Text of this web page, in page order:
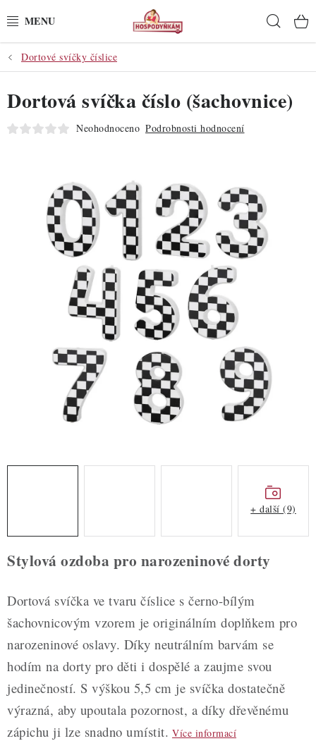
na
POTŘEBY
POMŮCKY
SUROVINY
PRO OSLAVY
DO KUCHYNĚ
POCHUTINY
ZDRAVÉ PEČENÍ
DÁRKOVÉ POUKAZY
TÉMATICKÉ PRODUKTY
PROFI BALENÍ
NOVÉ ZBOŽÍ
Nepřevzetí zásilky na dobírku
Obchodní podmínky
Hodnocení obchodu
Blog
Moje objednávka
Dortové svíčky číslice
Stylová ozdoba pro narozeninové dorty
Dortová svíčka ve tvaru číslice s černo-bílým
šachovnicovým vzorem je originálním doplňkem pro
narozeninové oslavy. Díky neutrálním barvám se
hodím na dorty pro děti i dospělé a zaujme svou
jedinečností. S výškou 5,5 cm je svíčka dostatečně
výrazná, aby upoutala pozornost, a díky dřevěnému
zápichu ji lze snadno umístit. Více informací
Dortová svíčka číslo (šachovnice)
Neohodnoceno Podrobnosti hodnocení
+ další (9)